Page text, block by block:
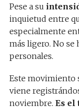
Pese a su
inquietud entre
especialmente
más ligero. No
personales.
Este movimiento
viene
noviembre. Es el